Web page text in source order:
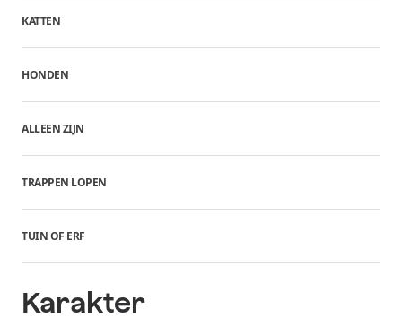
KATTEN
HONDEN
ALLEEN ZIJN
TRAPPEN LOPEN
TUIN OF ERF
Karakter